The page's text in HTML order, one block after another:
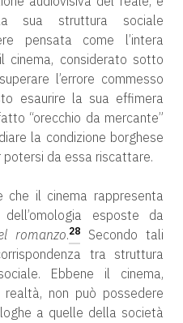
la sua struttura sociale
pensata come l’intera
cinema, considerato sotto
l’errore commesso
esaurire la sua effimera
“orecchio da mercante”
la condizione borghese
potersi da essa riscattare.
che il cinema rappresenta
esposte da
romanzo.28Secondo tali
tra struttura
Ebbene il cinema,
non può possedere
a quelle della società